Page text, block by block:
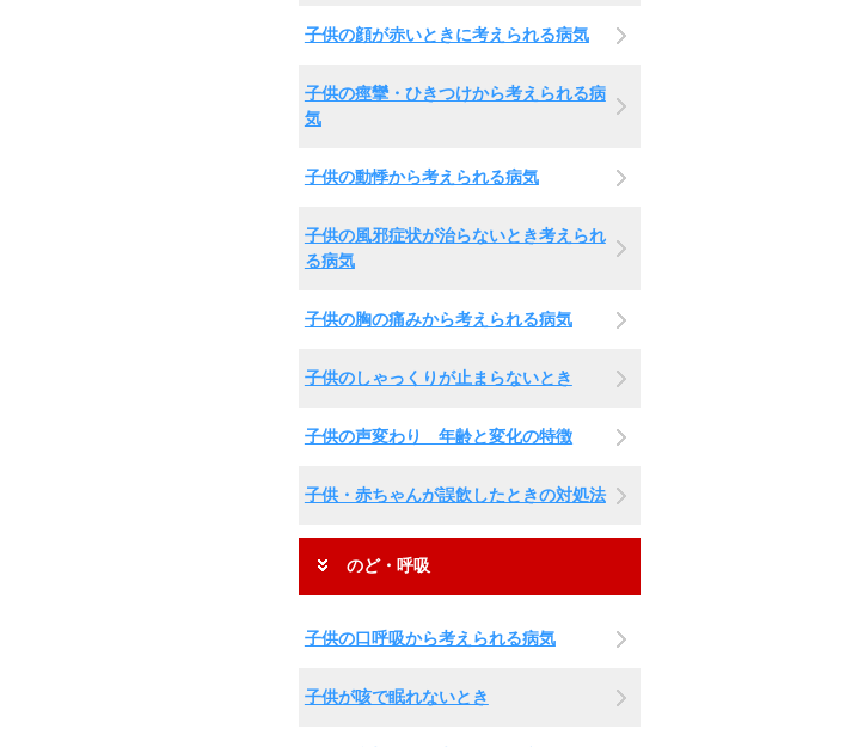
子供の顔が赤いときに考えられる病気
子供の痙攣・ひきつけから考えられる病
気
子供の動悸から考えられる病気
子供の風邪症状が治らないとき考えられ
る病気
子供の胸の痛みから考えられる病気
子供のしゃっくりが止まらないとき
子供の声変わり 年齢と変化の特徴
子供・赤ちゃんが誤飲したときの対処法
のど・呼吸
子供の口呼吸から考えられる病気
子供が咳で眠れないとき